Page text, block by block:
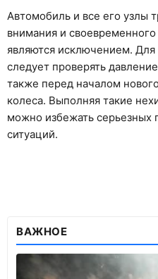
Автомобиль и все его узлы
внимания и
являются исключением.
следует проверять
также перед началом
колеса. Выполняя такие
можно избежать серьезных
ситуаций.
ВАЖНОЕ